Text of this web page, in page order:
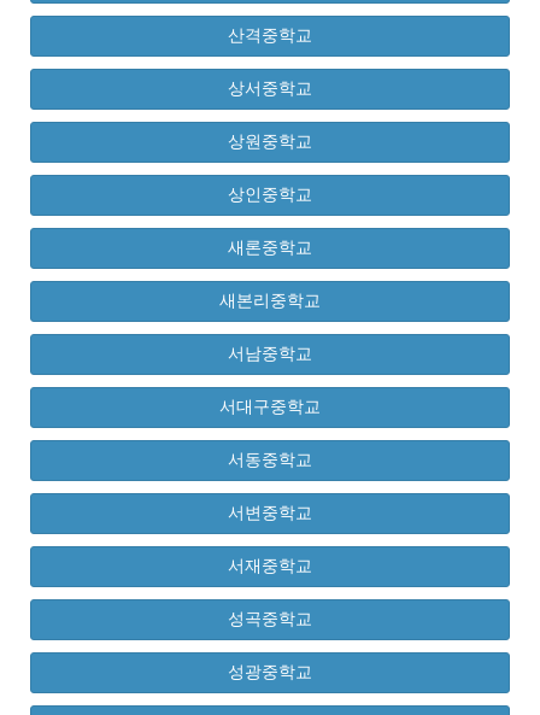
산격중학교
상서중학교
상원중학교
상인중학교
새론중학교
새본리중학교
서남중학교
서대구중학교
서동중학교
서변중학교
서재중학교
성곡중학교
성광중학교